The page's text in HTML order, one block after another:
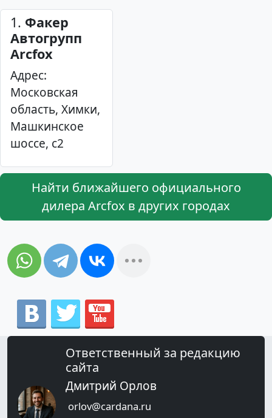
1. Факер
Автогрупп
Arcfox
Адрес:
Московская
область, Химки,
Машкинское
шоссе, с2
Найти ближайшего официального
дилера Arcfox в других городах
Ответственный за редакцию
сайта
Дмитрий Орлов
orlov@cardana.ru